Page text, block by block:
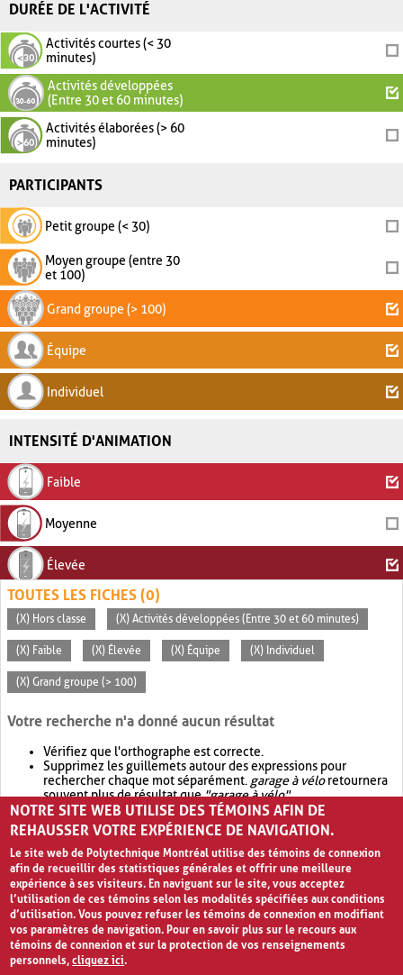
DURÉE DE L'ACTIVITÉ
Activités courtes (< 30
minutes)
Activités développées
(Entre 30 et 60 minutes)
Activités élaborées (> 60
minutes)
PARTICIPANTS
Petit groupe (< 30)
Moyen groupe (entre 30
et 100)
Grand groupe (> 100)
Équipe
Individuel
INTENSITÉ D'ANIMATION
Faible
Moyenne
Élevée
TOUTES LES FICHES (0)
(X) Hors classe (X) Activités développées (Entre 30 et 60 minutes)
(X) Faible (X) Élevée (X) Équipe (X) Individuel
(X) Grand groupe (> 100)
Votre recherche n'a donné aucun résultat
Vérifiez que l'orthographe est correcte.
Supprimez les guillemets autour des expressions pour
rechercher chaque mot séparément. garage à véloretournera
souvent plus de résultat que"garage à vélo".
Envisagez d'élargir votre recherche avec OR.garage OR vélo
retournera souvent plus de résultat quegarage à vélo
NOTRE SITE WEB UTILISE DES TÉMOINS AFIN DE
REHAUSSER VOTRE EXPÉRIENCE DE NAVIGATION.
Le site web de Polytechnique Montréal utilise des témoins de connexion
afin de recueillir des statistiques générales et offrir une meilleure
expérience à ses visiteurs. En naviguant sur le site, vous acceptez
l’utilisation de ces témoins selon les modalités spécifiées aux conditions
d’utilisation. Vous pouvez refuser les témoins de connexion en modifiant
vos paramètres de navigation. Pour en savoir plus sur le recours aux
témoins de connexion et sur la protection de vos renseignements
personnels,cliquez ici.